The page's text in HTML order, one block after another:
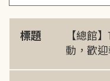
標題
【總館
動，歡